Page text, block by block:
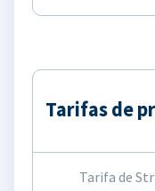
Tarifas de
Tarifa de